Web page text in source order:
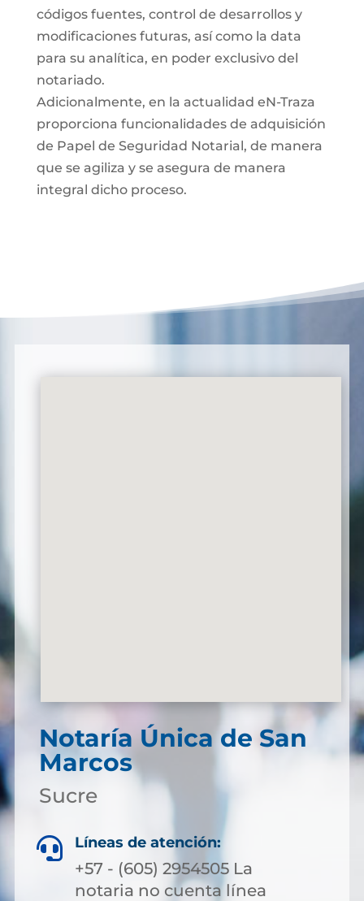
códigos fuentes, control de desarrollos y
modificaciones futuras, así como la data
para su analítica, en poder exclusivo del
notariado.
Adicionalmente, en la actualidad eN-Traza
proporciona funcionalidades de adquisición
de Papel de Seguridad Notarial, de manera
que se agiliza y se asegura de manera
integral dicho proceso.
Notaría Única de San
Marcos
Sucre
 Líneas de atención:
+57 - (605) 2954505 La
notaria no cuenta línea